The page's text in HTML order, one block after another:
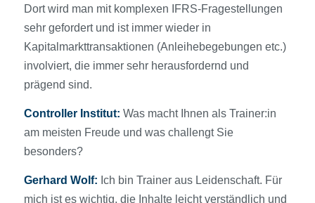
Dort wird man mit komplexen IFRS-Fragestellungen
sehr gefordert und ist immer wieder in
Kapitalmarkttransaktionen (Anleihebegebungen etc.)
involviert, die immer sehr herausfordernd und
prägend sind.
Controller Institut: Was macht Ihnen als Trainer:in
am meisten Freude und was challengt Sie
besonders?
Gerhard Wolf: Ich bin Trainer aus Leidenschaft. Für
mich ist es wichtig, die Inhalte leicht verständlich und